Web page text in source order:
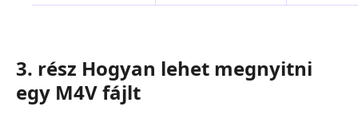
3. rész Hogyan lehet megnyitni
egy M4V fájlt